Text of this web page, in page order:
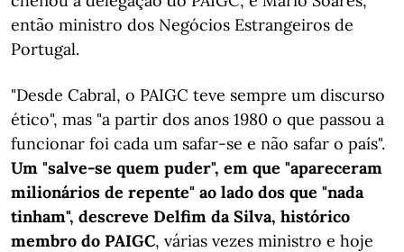
então ministro dos Negócios Estrangeiros de
Portugal.
"Desde Cabral, o PAIGC teve sempre um discurso
ético", mas "a partir dos anos 1980 o que passou a
funcionar foi cada um safar-se e não safar o país".
Um "salve-se quem puder", em que "apareceram
milionários de repente" ao lado dos que "nada
tinham", descreve Delfim da Silva, histórico
membro do PAIGC, várias vezes ministro e hoje